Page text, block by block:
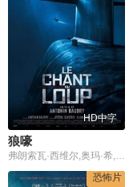
HD中字
狼嚎
弗朗索瓦·西维尔,奥玛·希,马修·卡索维茨,勒达·卡代布,葆拉·贝尔,亚力克西斯·马沙利克,让-伊夫·贝特鲁,达米安·勃纳尔
恐怖片